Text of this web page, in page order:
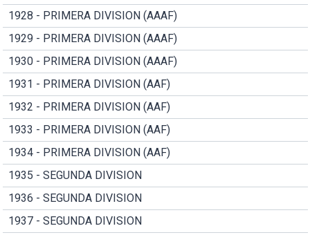
1928 - PRIMERA DIVISION (AAAF)
1929 - PRIMERA DIVISION (AAAF)
1930 - PRIMERA DIVISION (AAAF)
1931 - PRIMERA DIVISION (AAF)
1932 - PRIMERA DIVISION (AAF)
1933 - PRIMERA DIVISION (AAF)
1934 - PRIMERA DIVISION (AAF)
1935 - SEGUNDA DIVISION
1936 - SEGUNDA DIVISION
1937 - SEGUNDA DIVISION